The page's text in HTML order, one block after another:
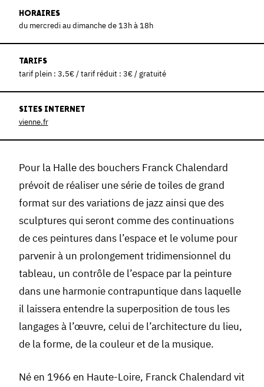
HORAIRES
du mercredi au dimanche de 13h à 18h
TARIFS
tarif plein : 3,5€ / tarif réduit : 3€ / gratuité
SITES INTERNET
vienne.fr
Pour la Halle des bouchers Franck Chalendard
prévoit de réaliser une série de toiles de grand
format sur des variations de jazz ainsi que des
sculptures qui seront comme des continuations
de ces peintures dans l’espace et le volume pour
parvenir à un prolongement tridimensionnel du
tableau, un contrôle de l’espace par la peinture
dans une harmonie contrapuntique dans laquelle
il laissera entendre la superposition de tous les
langages à l’œuvre, celui de l’architecture du lieu,
de la forme, de la couleur et de la musique.
Né en 1966 en Haute-Loire, Franck Chalendard vit